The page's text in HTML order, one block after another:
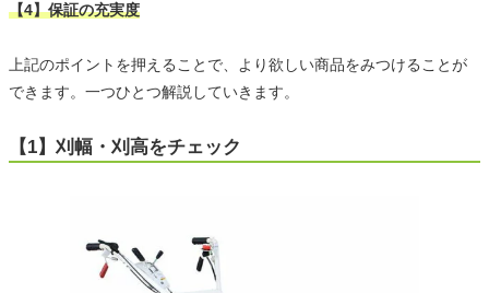
【4】保証の充実度
上記のポイントを押えることで、より欲しい商品をみつけることが
できます。一つひとつ解説していきます。
【1】刈幅・刈高をチェック